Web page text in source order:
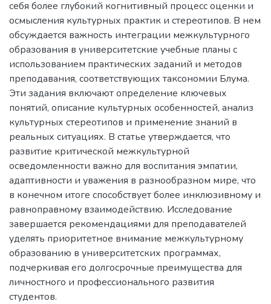
себя более глубокий когнитивный процесс оценки и
осмысления культурных практик и стереотипов. В нем
обсуждается важность интеграции межкультурного
образования в университетские учебные планы с
использованием практических заданий и методов
преподавания, соответствующих таксономии Блума.
Эти задания включают определение ключевых
понятий, описание культурных особенностей, анализ
культурных стереотипов и применение знаний в
реальных ситуациях. В статье утверждается, что
развитие критической межкультурной
осведомленности важно для воспитания эмпатии,
адаптивности и уважения в разнообразном мире, что
в конечном итоге способствует более инклюзивному и
равноправному взаимодействию. Исследование
завершается рекомендациями для преподавателей
уделять приоритетное внимание межкультурному
образованию в университетских программах,
подчеркивая его долгосрочные преимущества для
личностного и профессионального развития
студентов.